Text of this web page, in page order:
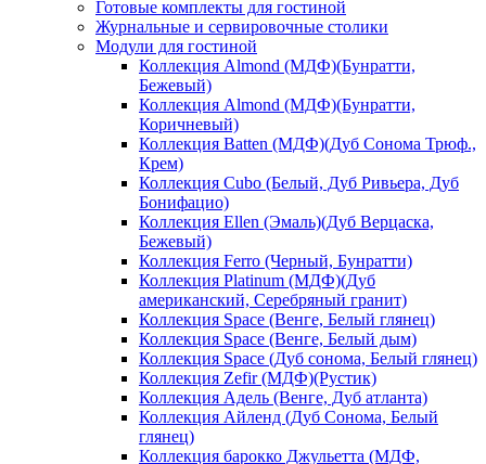
Готовые комплекты для гостиной
Журнальные и сервировочные столики
Модули для гостиной
Коллекция Almond (МДФ)(Бунратти,
Бежевый)
Коллекция Almond (МДФ)(Бунратти,
Коричневый)
Коллекция Batten (МДФ)(Дуб Сонома Трюф.,
Крем)
Коллекция Cubo (Белый, Дуб Ривьера, Дуб
Бонифацио)
Коллекция Ellen (Эмаль)(Дуб Верцаска,
Бежевый)
Коллекция Ferro (Черный, Бунратти)
Коллекция Platinum (МДФ)(Дуб
американский, Серебряный гранит)
Коллекция Space (Венге, Белый глянец)
Коллекция Space (Венге, Белый дым)
Коллекция Space (Дуб сонома, Белый глянец)
Коллекция Zefir (МДФ)(Рустик)
Коллекция Адель (Венге, Дуб атланта)
Коллекция Айленд (Дуб Сонома, Белый
глянец)
Коллекция барокко Джульетта (МДФ,